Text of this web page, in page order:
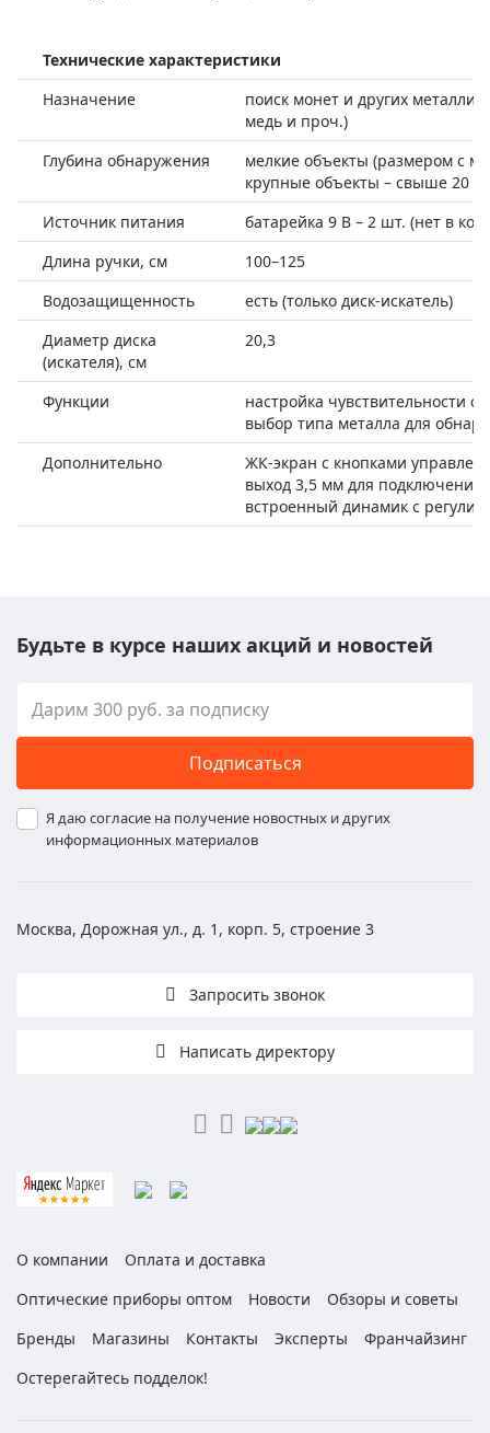
Технические характеристики
Назначение
поиск монет и других
медь и проч.)
Глубина обнаружения
мелкие объекты (размером с
крупные объекты – свыше 20
Источник питания
батарейка 9 В – 2 шт. (нет в
Длина ручки, см
100–125
Водозащищенность
есть (только диск-искатель)
Диаметр диска
(искателя), см
20,3
Функции
настройка чувствительности
выбор типа металла для
Дополнительно
ЖК-экран с кнопками
выход 3,5 мм для подключения
встроенный динамик с
Будьте в курсе наших акций и новостей
Подписаться
Я даю согласие на получение новостных и других
информационных материалов
Москва, Дорожная ул., д. 1, корп. 5, строение 3
Запросить звонок
Написать директору
О компании
Оплата и доставка
Оптические приборы оптом
Новости
Обзоры и советы
Бренды
Магазины Контакты Эксперты
Франчайзинг
Остерегайтесь подделок!